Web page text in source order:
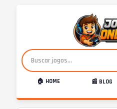
🏠 HOME 📰 BLOG